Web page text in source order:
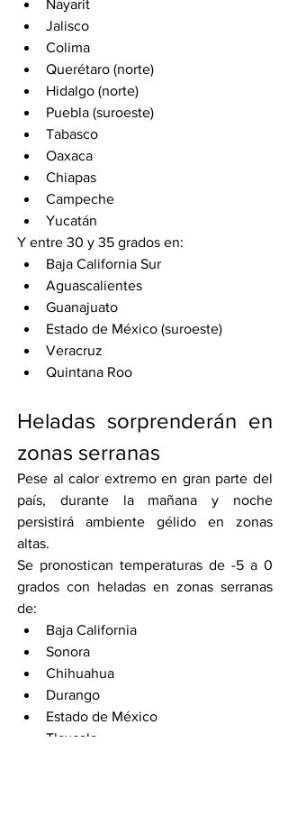
Nayarit
Jalisco
Colima
Querétaro (norte)
Hidalgo (norte)
Puebla (suroeste)
Tabasco
Oaxaca
Chiapas
Campeche
Yucatán
Y entre 30 y 35 grados en:
Baja California Sur
Aguascalientes
Guanajuato
Estado de México (suroeste)
Veracruz
Quintana Roo
Heladas sorprenderán en
zonas serranas
Pese al calor extremo en gran parte del
país, durante la mañana y noche
persistirá ambiente gélido en zonas
altas.
Se pronostican temperaturas de -5 a 0
grados con heladas en zonas serranas
de:
Baja California
Sonora
Chihuahua
Durango
Estado de México
Tlaxcala